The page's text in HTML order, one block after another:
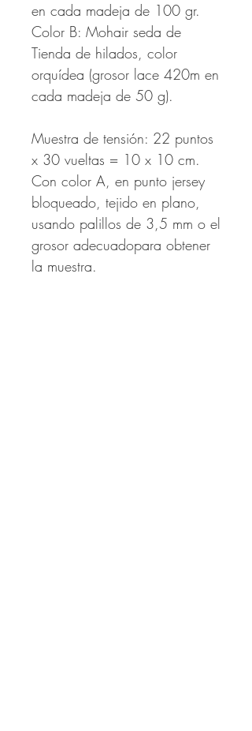
en cada madeja de 100 gr.
Color B: Mohair seda de
Tienda de hilados, color
orquídea (grosor lace 420m en
cada madeja de 50 g).
Muestra de tensión: 22 puntos
x 30 vueltas = 10 x 10 cm.
Con color A, en punto jersey
bloqueado, tejido en plano,
usando palillos de 3,5 mm o el
grosor adecuadopara obtener
la muestra.